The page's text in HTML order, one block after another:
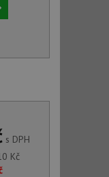
s DPH
Kč